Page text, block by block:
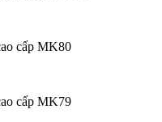
cấp MK80
cấp MK79